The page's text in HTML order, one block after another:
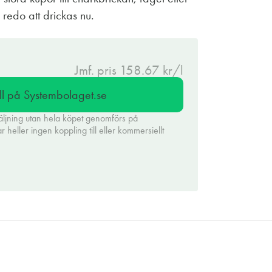
redo att drickas nu.
Jmf. pris 158.67 kr/l
på Systembolaget.se
utan hela köpet genomförs på
heller ingen koppling till eller kommersiellt